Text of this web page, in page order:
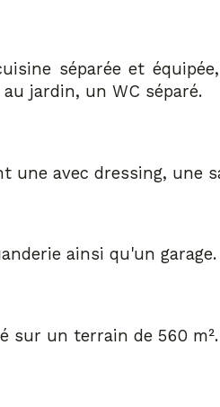
séparée et
jardin, un WC séparé.
une avec dressing, une
ainsi qu'un garage.
sur un terrain de 560 m².